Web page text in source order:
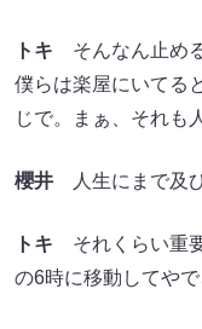
トキ そんなん止め
僕らは楽屋にいてる
じで。まぁ、それも
櫻井 人生にまで及
トキ それくらい重
の6時に移動してや